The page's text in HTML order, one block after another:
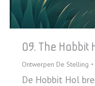
09. The Hobbit
Ontwerpen De Stelling
De Hobbit Hol